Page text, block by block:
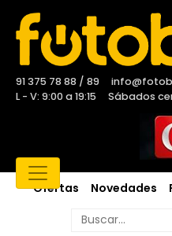
91 375 78 88 / 89
L - V: 9:00 a 19:15
Sábados
Ofertas Novedades